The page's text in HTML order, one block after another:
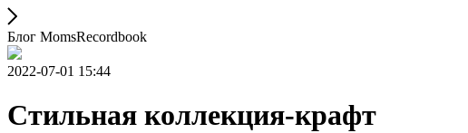
Блог MomsRecordbook
2022-07-01 15:44
Стильная коллекция-крафт